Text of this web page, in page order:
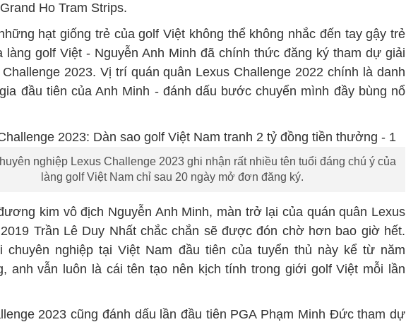
Ho Tram Strips.
hạt giống trẻ của golf Việt không thể không nhắc đến tay gậy trẻ
làng golf Việt - Nguyễn Anh Minh đã chính thức đăng ký tham dự giải
2023. Vị trí quán quân Lexus Challenge 2022 chính là danh
đầu tiên của Anh Minh - đánh dấu bước chuyển mình đầy bùng nổ
nghiệp Lexus Challenge 2023 ghi nhận rất nhiều tên tuổi đáng chú ý của
làng golf Việt Nam chỉ sau 20 ngày mở đơn đăng ký.
kim vô địch Nguyễn Anh Minh, màn trở lại của quán quân Lexus
Trần Lê Duy Nhất chắc chắn sẽ được đón chờ hơn bao giờ hết.
chuyên nghiệp tại Việt Nam đầu tiên của tuyển thủ này kể từ năm
anh vẫn luôn là cái tên tạo nên kịch tính trong giới golf Việt mỗi lần
2023 cũng đánh dấu lần đầu tiên PGA Phạm Minh Đức tham dự